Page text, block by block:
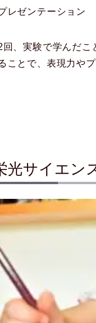
レゼンテーション
回、実験で学んだこ
ことで、表現力や
光サイエン